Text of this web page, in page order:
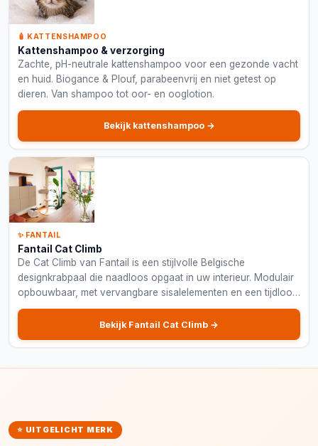
🧴 KATTENSHAMPOO
Kattenshampoo & verzorging
Zachte, pH-neutrale kattenshampoo voor een gezonde vacht
en huid. Biogance & Plouf, parabeenvrij en niet getest op
dieren. Van shampoo tot oor- en ooglotion.
Bekijk kattenshampoo →
✨ FANTAIL
Fantail Cat Climb
De Cat Climb van Fantail is een stijlvolle Belgische
designkrabpaal die naadloos opgaat in uw interieur. Modulair
opbouwbaar, met vervangbare sisalelementen en een tijdloos
minimalistisch ontwerp, voor katten én hun eigenaars met
Bekijk Fantail Cat Climb →
⭐ UITGELICHT MERK